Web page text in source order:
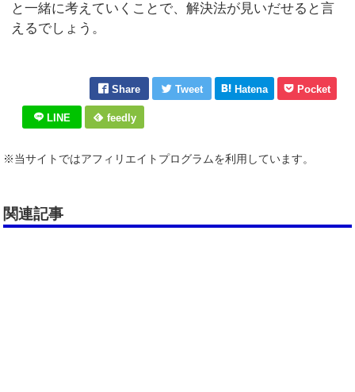
と一緒に考えていくことで、解決法が見いだせると言
えるでしょう。
Share Tweet Hatena Pocket
LINE feedly
※当サイトではアフィリエイトプログラムを利用しています。
関連記事